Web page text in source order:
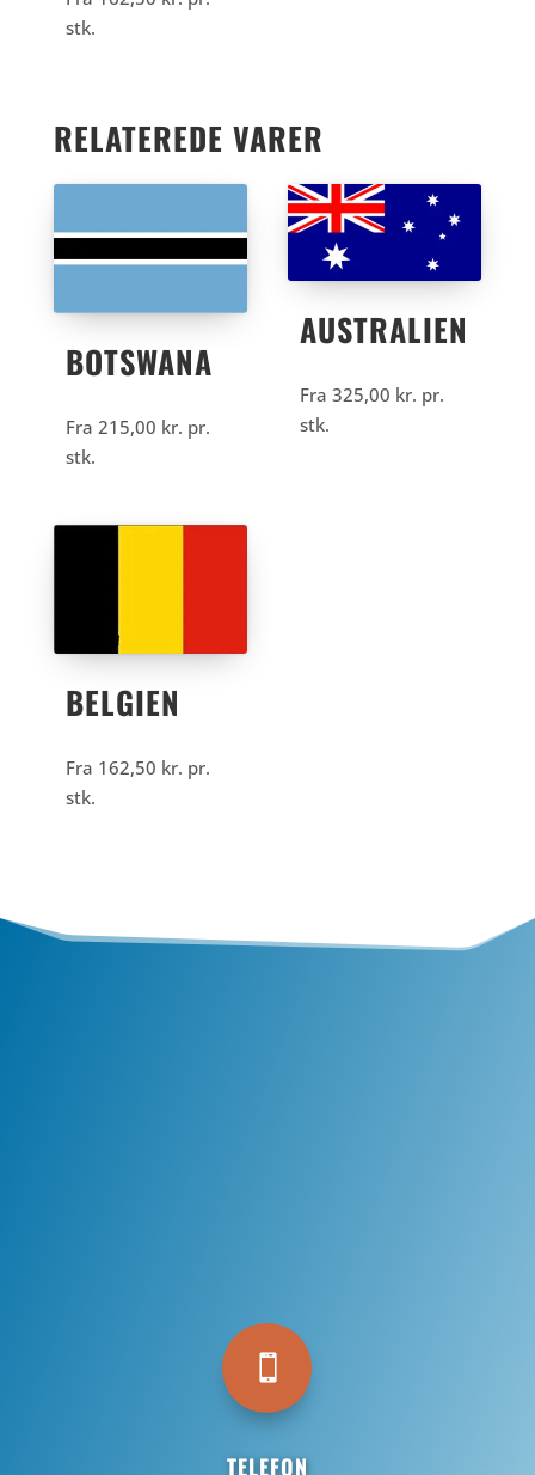
stk.
RELATEREDE VARER
BOTSWANA
Fra 215,00 kr. pr.
stk.
AUSTRALIEN
Fra325,00 kr. pr.
stk.
BELGIEN
Fra 162,50 kr. pr.
stk.

TELEFON